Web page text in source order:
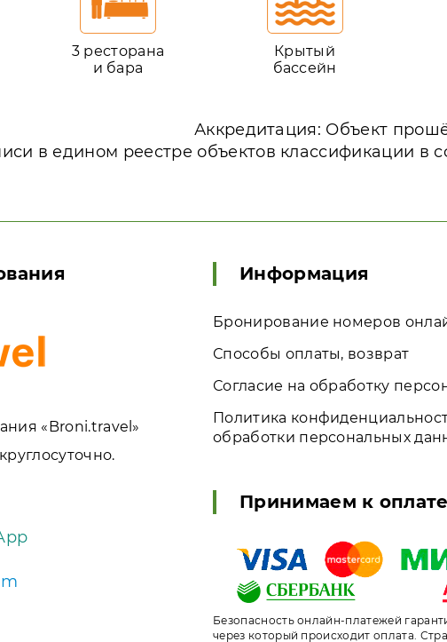
3 ресторана
и бара
Крытый
бассейн
Аккредитация: Объект
в едином реестре объектов классификации в
«Broni.travel»
Информация
Бронирование номеров
Способы оплаты, возврат
Согласие на обработку
Политика
обработки персональных
Принимаем к оплате
Безопасность онлайн-платежей
через который происходит оплата.